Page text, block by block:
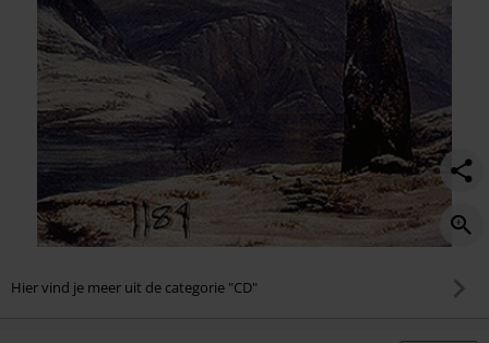
Hier vind je meer uit de categorie "CD"